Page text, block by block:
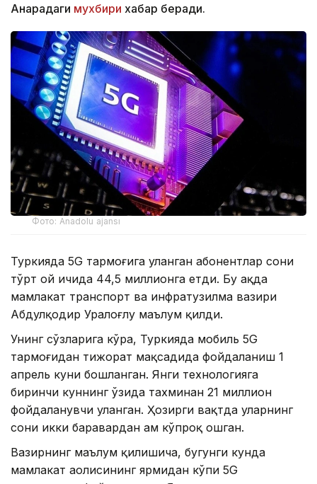
Анқарадаги мухбири хабар беради.
Фото: Anadolu ajansı
Туркияда 5G тармоғига уланган абонентлар сони
тўрт ой ичида 44,5 миллионга етди. Бу ҳақда
мамлакат транспорт ва инфратузилма вазири
Абдулқодир Уралоғлу маълум қилди.
Унинг сўзларига кўра, Туркияда мобиль 5G
тармоғидан тижорат мақсадида фойдаланиш 1
апрель куни бошланган. Янги технологияга
биринчи куннинг ўзида тахминан 21 миллион
фойдаланувчи уланган. Ҳозирги вақтда уларнинг
сони икки баравардан ҳам кўпроқ ошган.
Вазирнинг маълум қилишича, бугунги кунда
мамлакат аҳолисининг ярмидан кўпи 5G